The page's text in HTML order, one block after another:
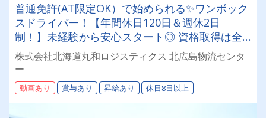
普通免許(AT限定OK）で始められる✨ワンボック
スドライバー！【年間休日120日＆週休2日
制！】未経験から安心スタート◎ 資格取得は全
額会社負担！安定基盤で働くドライバー募集！
年齢・性別問わず活躍できるお仕事です✨
株式会社北海道丸和ロジスティクス 北広島物流センタ
ー
動画あり 賞与あり 昇給あり 休日8日以上